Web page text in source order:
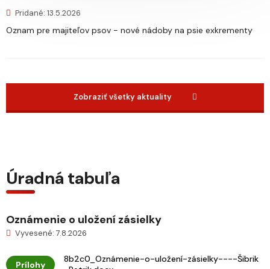
Pridané: 13.5.2026
Oznam pre majiteľov psov - nové nádoby na psie exkrementy
Zobraziť všetky aktuality
Úradná tabuľa
Oznámenie o uložení zásielky
Vyvesené: 7.8.2026
Prílohy
8b2c0_Oznámenie-o-uložení-zásielky----Šibrik